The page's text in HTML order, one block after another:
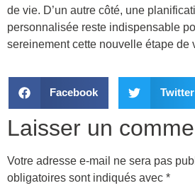
de vie. D’un autre côté, une
personnalisée reste indispensable
sereinement cette nouvelle étape de
Facebook Twitter
Laisser un
Votre adresse e-mail ne sera pas
obligatoires sont indiqués avec *